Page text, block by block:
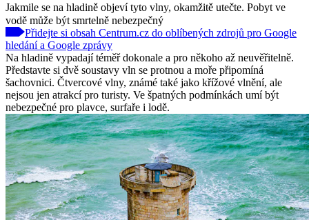
Jakmile se na hladině objeví tyto vlny, okamžitě utečte. Pobyt ve
vodě může být smrtelně nebezpečný
Přidejte si obsah Centrum.cz do oblíbených zdrojů pro Google
hledání a Google zprávy
Na hladině vypadají téměř dokonale a pro někoho až neuvěřitelně.
Představte si dvě soustavy vln se protnou a moře připomíná
šachovnici. Čtvercové vlny, známé také jako křížové vlnění, ale
nejsou jen atrakcí pro turisty. Ve špatných podmínkách umí být
nebezpečné pro plavce, surfaře i lodě.